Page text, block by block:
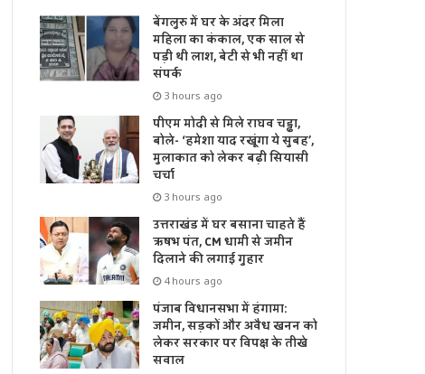
बेंगलुरु में घर के अंदर मिला
महिला का कंकाल, एक साल से
पड़ी थी लाश, बेटी से भी नहीं था
संपर्क
3 hours ago
पीएम मोदी से मिले राघव चड्ढा,
बोले- ‘हमेशा याद रखूंगा ये सुबह’,
मुलाकात को लेकर बढ़ी सियासी
चर्चा
3 hours ago
उत्तराखंड में घर बसाना चाहते हैं
ऋषभ पंत, CM धामी से जमीन
दिलाने की लगाई गुहार
4 hours ago
पंजाब विधानसभा में हंगामा:
जमीन, सड़कों और अवैध खनन को
लेकर सरकार पर विपक्ष के तीखे
सवाल